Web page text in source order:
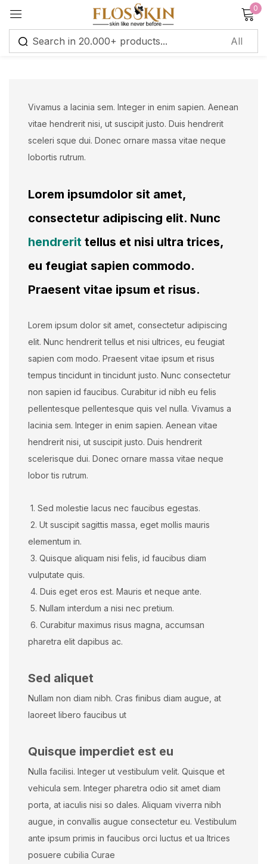
0
Vivamus a lacinia sem. Integer in enim sapien. Aenean
vitae hendrerit nisi, ut suscipit justo. Duis hendrerit
sceleri sque dui. Donec ornare massa vitae neque
lobortis rutrum.
Lorem ipsumdolor sit amet,
consectetur adipiscing elit. Nunc
hendrerit tellus et nisi ultra trices,
eu feugiat sapien commodo.
Praesent vitae ipsum et risus.
Lorem ipsum dolor sit amet, consectetur adipiscing
elit. Nunc hendrerit tellus et nisi ultrices, eu feugiat
sapien com modo. Praesent vitae ipsum et risus
tempus tincidunt in tincidunt justo. Nunc consectetur
non sapien id faucibus. Curabitur id nibh eu felis
pellentesque pellentesque quis vel nulla. Vivamus a
lacinia sem. Integer in enim sapien. Aenean vitae
hendrerit nisi, ut suscipit justo. Duis hendrerit
scelerisque dui. Donec ornare massa vitae neque
lobor tis rutrum.
1. Sed molestie lacus nec faucibus egestas.
2. Ut suscipit sagittis massa, eget mollis mauris
elementum in.
3. Quisque aliquam nisi felis, id faucibus diam
vulputate quis.
4. Duis eget eros est. Mauris et neque ante.
5. Nullam interdum a nisi nec pretium.
6. Curabitur maximus risus magna, accumsan
pharetra elit dapibus ac.
Sed aliquet
Nullam non diam nibh. Cras finibus diam augue, at
laoreet libero faucibus ut
Quisque imperdiet est eu
Nulla facilisi. Integer ut vestibulum velit. Quisque et
vehicula sem. Integer pharetra odio sit amet diam
porta, at iaculis nisi so dales. Aliquam viverra nibh
augue, in convallis augue consectetur eu. Vestibulum
ante ipsum primis in faucibus orci luctus et ua ltrices
posuere cubilia Curae
Sign in
Remember me Lost password?
Log in